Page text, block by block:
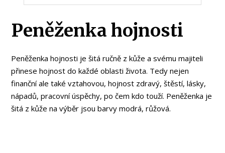
Peněženka hojnosti
Peněženka hojnosti je šitá ručně z kůže a svému majiteli
přinese hojnost do každé oblasti života. Tedy nejen
finanční ale také vztahovou, hojnost zdravý, štěstí, lásky,
nápadů, pracovní úspěchy, po čem kdo touží. Peněženka je
šitá z kůže na výběr jsou barvy modrá, růžová.